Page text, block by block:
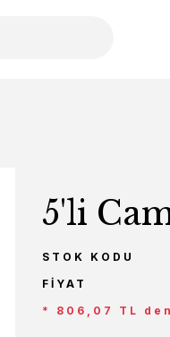
5'li
STOK KODU
FIYAT
* 806,07 TL